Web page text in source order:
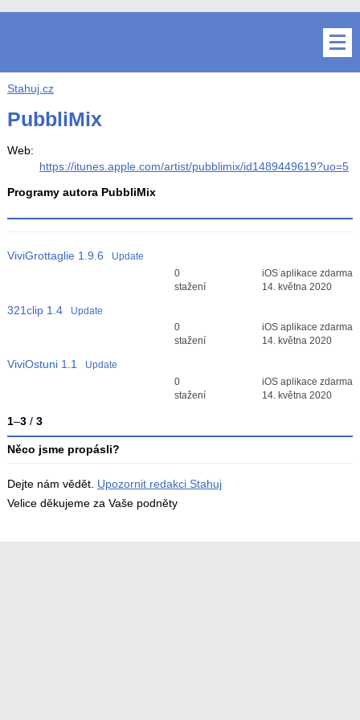
Stahuj.cz
PubbliMix
Web:
https://itunes.apple.com/artist/pubblimix/id1489449619?uo=5
Programy autora PubbliMix
ViviGrottaglie 1.9.6
Update
Průměr hodnocení
0
stažení
iOS aplikace zdarma
14. května 2020
321clip 1.4
Update
Průměr hodnocení
0
stažení
iOS aplikace zdarma
14. května 2020
ViviOstuni 1.1
Update
Průměr hodnocení
0
stažení
iOS aplikace zdarma
14. května 2020
1–3/ 3
Něco jsme propásli?
Dejte nám vědět. Upozornit redakci Stahuj
Velice děkujeme za Vaše podněty